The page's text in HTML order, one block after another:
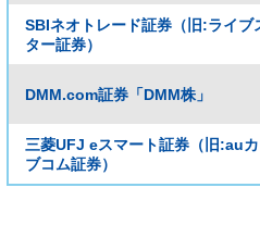
SBIネオトレード証券（旧:ライブ
ター証券）
DMM.com証券「DMM株」
三菱UFJ eスマート証券（旧:auカ
ブコム証券）